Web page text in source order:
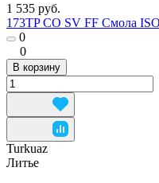
1 535 руб.
173TP CO SV FF Смола
0
0
В корзину
Turkuaz
Литье